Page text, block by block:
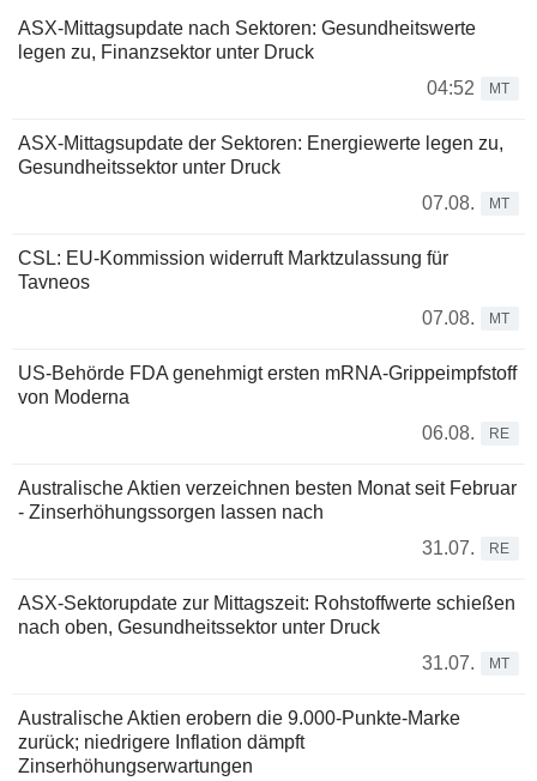
ASX-Mittagsupdate nach Sektoren: Gesundheitswerte
legen zu, Finanzsektor unter Druck
04:52
MT
ASX-Mittagsupdate der Sektoren: Energiewerte legen zu,
Gesundheitssektor unter Druck
07.08.
MT
CSL: EU-Kommission widerruft Marktzulassung für
Tavneos
07.08.
MT
US-Behörde FDA genehmigt ersten mRNA-Grippeimpfstoff
von Moderna
06.08.
RE
Australische Aktien verzeichnen besten Monat seit Februar
- Zinserhöhungssorgen lassen nach
31.07.
RE
ASX-Sektorupdate zur Mittagszeit: Rohstoffwerte schießen
nach oben, Gesundheitssektor unter Druck
31.07.
MT
Australische Aktien erobern die 9.000-Punkte-Marke
zurück; niedrigere Inflation dämpft
Zinserhöhungserwartungen